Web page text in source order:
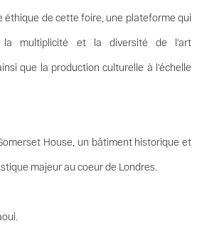
éthique de cette foire, une plateforme qui
la multiplicité et la diversité de l'art
que la production culturelle à l'échelle
House, un bâtiment historique et
majeur au coeur de Londres.